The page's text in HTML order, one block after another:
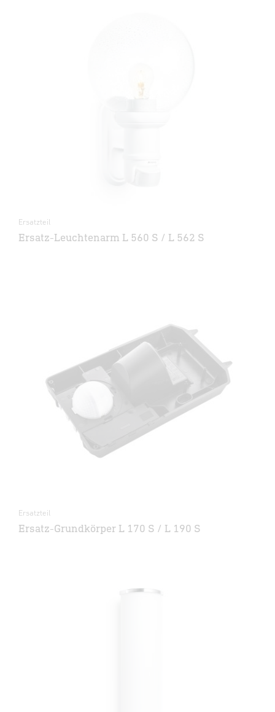
Ersatzteil
Ersatz-Leuchtenarm L 560 S / L 562 S
Ersatzteil
Ersatz-Grundkörper L 170 S / L 190 S